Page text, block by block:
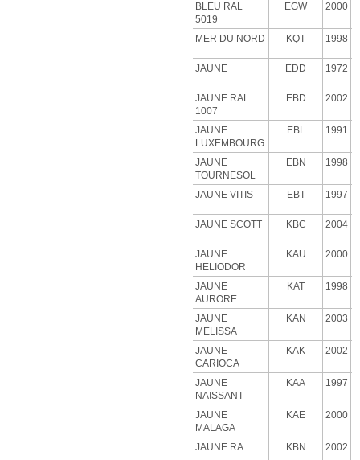
BLEU RAL
5019
EGW 2000
MER DU NORD KQT 1998
JAUNE EDD 1972
JAUNE RAL
1007
EBD 2002
JAUNE
LUXEMBOURG
EBL 1991
JAUNE
TOURNESOL
EBN 1998
JAUNE VITIS EBT 1997
JAUNE SCOTT KBC 2004
JAUNE
HELIODOR
KAU 2000
JAUNE
AURORE
KAT 1998
JAUNE
MELISSA
KAN 2003
JAUNE
CARIOCA
KAK 2002
JAUNE
NAISSANT
KAA 1997
JAUNE
MALAGA
KAE 2000
JAUNE RA KBN 2002